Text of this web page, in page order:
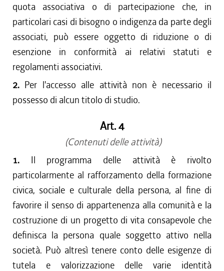
quota associativa o di partecipazione che, in
particolari casi di bisogno o indigenza da parte degli
associati, può essere oggetto di riduzione o di
esenzione in conformità ai relativi statuti e
regolamenti associativi.
2. Per l'accesso alle attività non è necessario il
possesso di alcun titolo di studio.
Art. 4
(Contenuti delle attività)
1. Il programma delle attività è rivolto
particolarmente al rafforzamento della formazione
civica, sociale e culturale della persona, al fine di
favorire il senso di appartenenza alla comunità e la
costruzione di un progetto di vita consapevole che
definisca la persona quale soggetto attivo nella
società. Può altresì tenere conto delle esigenze di
tutela e valorizzazione delle varie identità